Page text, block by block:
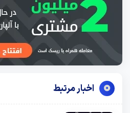
اخبار مرتبط